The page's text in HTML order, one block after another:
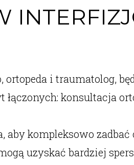
i traumatolog,
konsultacja
aby kompleksowo
uzyskać bardziej